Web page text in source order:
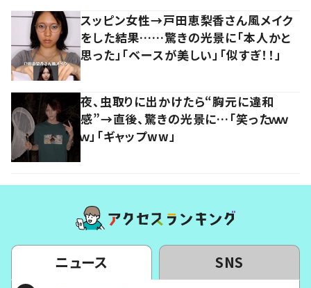
スッピン女性→戸田恵梨香さん風メイク
をした結果……驚きの光景に「本人かと
思った」「ベースが美しい」「似すぎ！！」
夜、虫取りに出かけたら“胸元に違和
感”→直後、驚きの光景に…「笑ったｗｗ
ｗ」「ギャップww」
ニュース SNS